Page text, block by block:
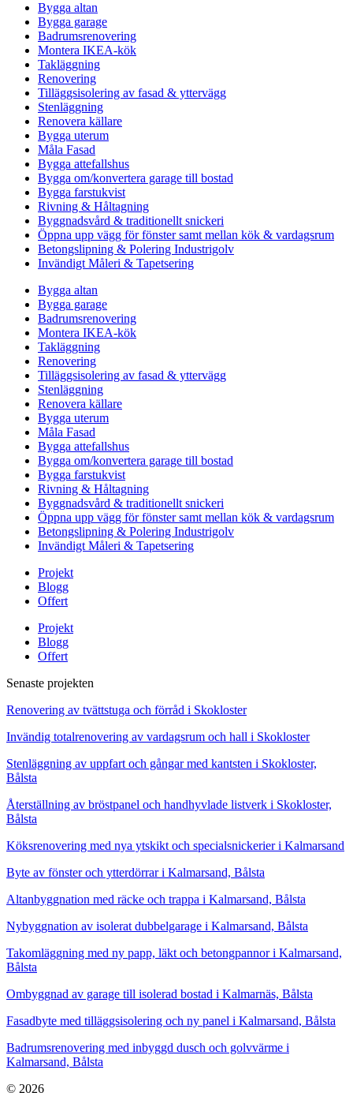
Bygga altan
Bygga garage
Badrumsrenovering
Montera IKEA-kök
Takläggning
Renovering
Tilläggsisolering av fasad & yttervägg
Stenläggning
Renovera källare
Bygga uterum
Måla Fasad
Bygga attefallshus
Bygga om/konvertera garage till bostad
Bygga farstukvist
Rivning & Håltagning
Byggnadsvård & traditionellt snickeri
Öppna upp vägg för fönster samt mellan kök & vardagsrum
Betongslipning & Polering Industrigolv
Invändigt Måleri & Tapetsering
Bygga altan
Bygga garage
Badrumsrenovering
Montera IKEA-kök
Takläggning
Renovering
Tilläggsisolering av fasad & yttervägg
Stenläggning
Renovera källare
Bygga uterum
Måla Fasad
Bygga attefallshus
Bygga om/konvertera garage till bostad
Bygga farstukvist
Rivning & Håltagning
Byggnadsvård & traditionellt snickeri
Öppna upp vägg för fönster samt mellan kök & vardagsrum
Betongslipning & Polering Industrigolv
Invändigt Måleri & Tapetsering
Projekt
Blogg
Offert
Projekt
Blogg
Offert
Senaste projekten
Renovering av tvättstuga och förråd i Skokloster
Invändig totalrenovering av vardagsrum och hall i Skokloster
Stenläggning av uppfart och gångar med kantsten i Skokloster,
Bålsta
Återställning av bröstpanel och handhyvlade listverk i Skokloster,
Bålsta
Köksrenovering med nya ytskikt och specialsnickerier i Kalmarsand
Byte av fönster och ytterdörrar i Kalmarsand, Bålsta
Altanbyggnation med räcke och trappa i Kalmarsand, Bålsta
Nybyggnation av isolerat dubbelgarage i Kalmarsand, Bålsta
Takomläggning med ny papp, läkt och betongpannor i Kalmarsand,
Bålsta
Ombyggnad av garage till isolerad bostad i Kalmarnäs, Bålsta
Fasadbyte med tilläggsisolering och ny panel i Kalmarsand, Bålsta
Badrumsrenovering med inbyggd dusch och golvvärme i
Kalmarsand, Bålsta
© 2026